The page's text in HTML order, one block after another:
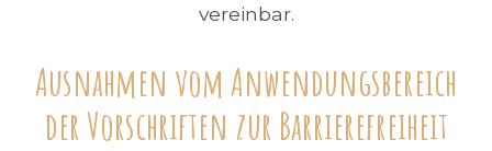
vereinbar.
Ausnahmen vom Anwendungsbereich
der Vorschriften zur Barrierefreiheit